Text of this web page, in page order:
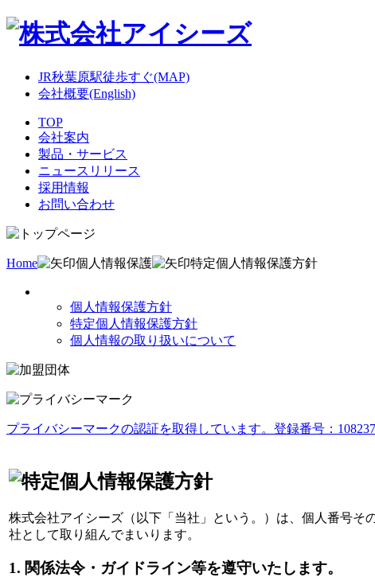
JR秋葉原駅徒歩すぐ(MAP)
会社概要(English)
TOP
会社案内
製品・サービス
ニュースリリース
採用情報
お問い合わせ
Home 個人情報保護 特定個人情報保護方針
個人情報保護方針
特定個人情報保護方針
個人情報の取り扱いについて
プライバシーマークの認証を取得しています。登録番号：
株式会社アイシーズ（以下「当社」という。）は、個人番号
社として取り組んでまいります。
1. 関係法令・ガイドライン等を遵守いたします。